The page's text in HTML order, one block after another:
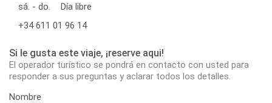
sá. - do.
Día libre
+34 611 01 96 14
Si le gusta este viaje, ¡reserve aqui!
El operador turístico se pondrá en contacto con usted para
responder a sus preguntas y aclarar todos los detalles.
Nombre